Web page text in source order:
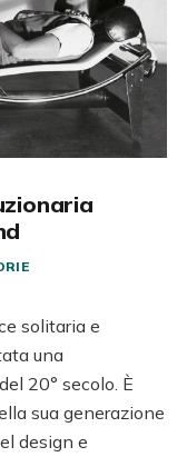
solitaria e
una
20° secolo. È
sua generazione
design e